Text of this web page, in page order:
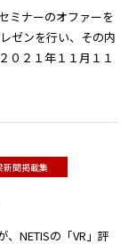
ミナーのオファーを
ゼンを行い、その内
０２１年１１月１１
新聞掲載集
NETISの「VR」評